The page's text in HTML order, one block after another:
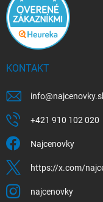
KONTAKT
info@
+421 910 102 020
Najcenovky
https://x.com/
najcenovky